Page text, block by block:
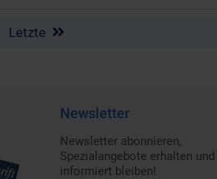
Letzte
Newsletter
Newsletter abonnieren,
Spezialangebote erhalten und
informiert bleiben!